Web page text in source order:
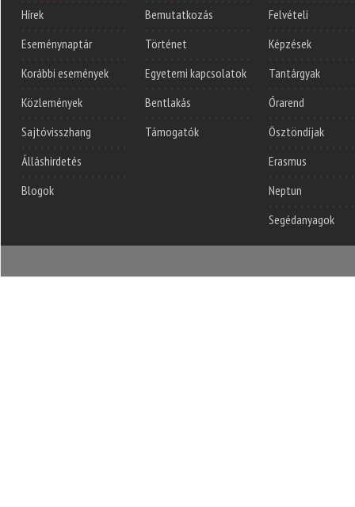
Hírek
Eseménynaptár
Korábbi események
Közlemények
Sajtóvisszhang
Álláshirdetés
Blogok
Bemutatkozás
Történet
Egyetemi kapcsolatok
Bentlakás
Támogatók
Felvételi
Képzések
Tantárgyak
Órarend
Ösztöndíjak
Erasmus
Neptun
Segédanyagok